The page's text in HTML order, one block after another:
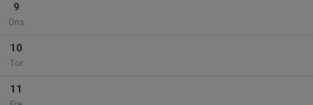
9
Ons
10
Tor
11